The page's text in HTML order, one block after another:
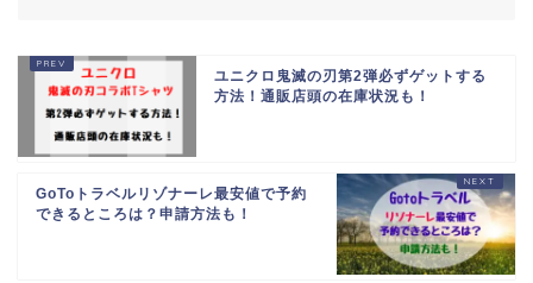
ユニクロ鬼滅の刃第2弾必ずゲットする
方法！通販店頭の在庫状況も！
GoToトラベルリゾナーレ最安値で予約
できるところは？申請方法も！